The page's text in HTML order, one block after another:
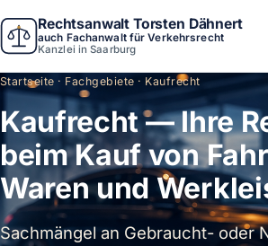
Rechtsanwalt Torsten Dähnert
auch Fachanwalt für Verkehrsrecht
Kanzlei in Saarburg
Startseite · Fachgebiete · Kaufrecht
Kaufrecht — Ihre
beim Kauf von
Waren und
Sachmängel an Gebraucht- oder